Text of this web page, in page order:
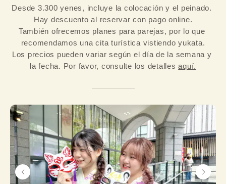
Desde 3.300 yenes, incluye la colocación y el peinado.
Hay descuento al reservar con pago online.
También ofrecemos planes para parejas, por lo que
recomendamos una cita turística vistiendo yukata.
Los precios pueden variar según el día de la semana y
la fecha. Por favor, consulte los detalles aquí.